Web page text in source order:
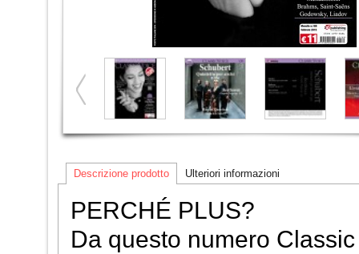
Descrizione prodotto Ulteriori informazioni
PERCHÉ PLUS?
Da questo numero